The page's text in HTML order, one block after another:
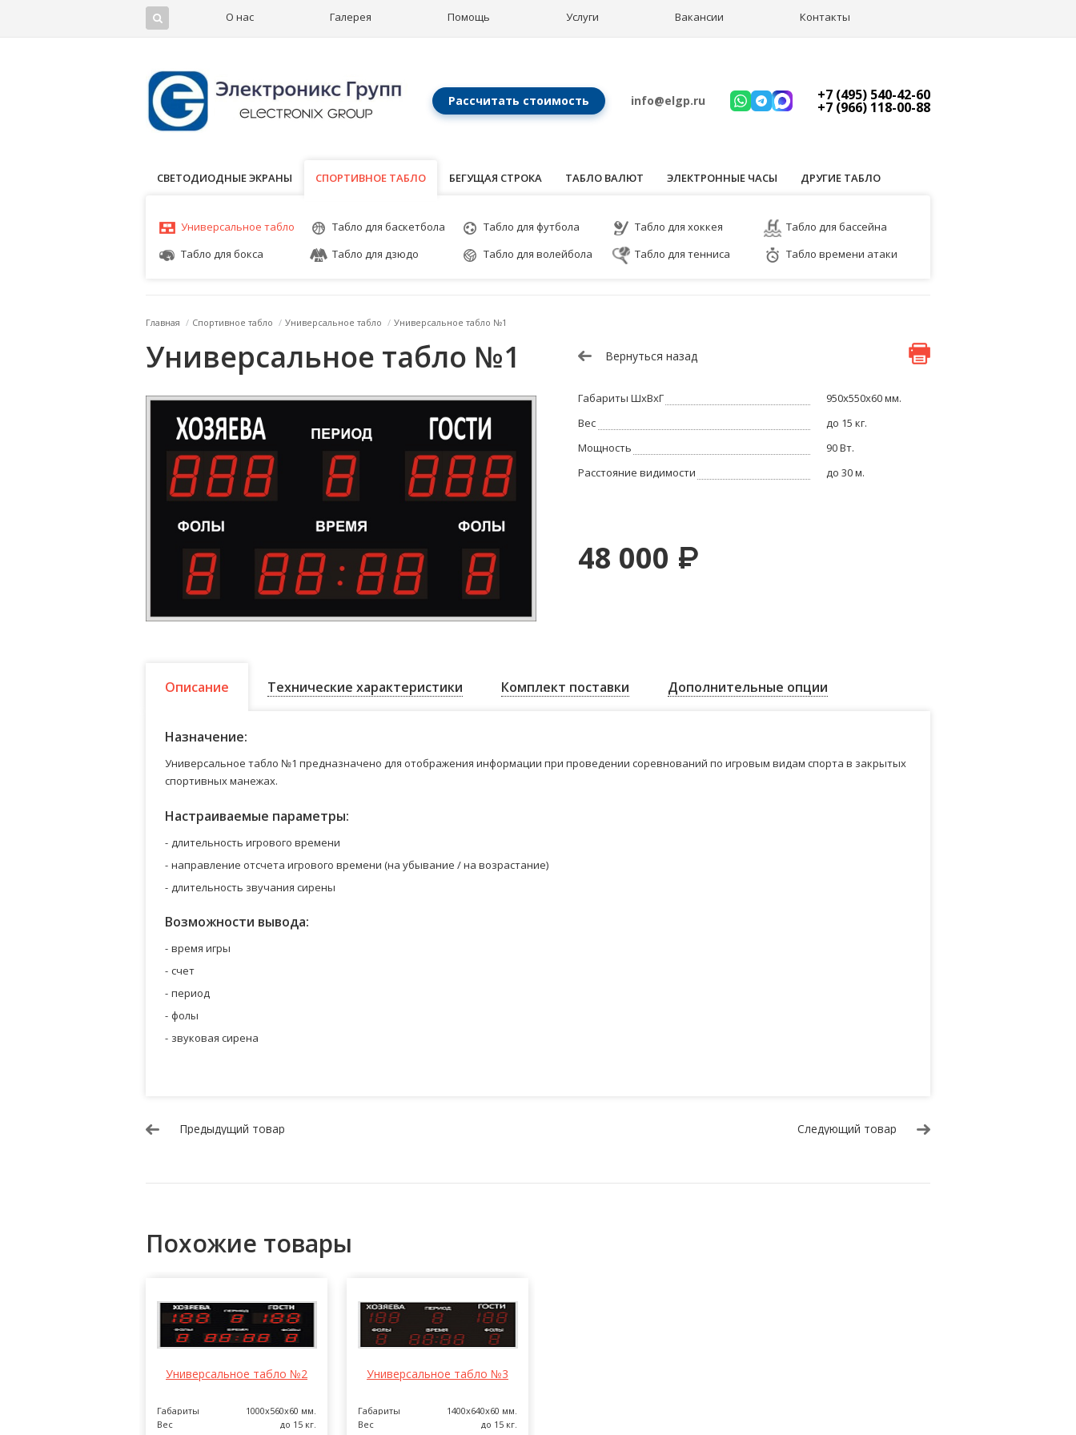
О нас Галерея Помощь Услуги Вакансии Контакты
Рассчитать стоимость info@elgp.ru +7 (495) 540-42-60
+7 (966) 118-00-88
СВЕТОДИОДНЫЕ ЭКРАНЫ СПОРТИВНОЕ ТАБЛО
СПОРТИВНОЕ ТАБЛО БЕГУЩАЯ СТРОКА ТАБЛО ВАЛЮТ ЭЛЕКТРОННЫЕ ЧАСЫ ДРУГИЕ ТАБЛО
Универсальное табло Табло для баскетбола Табло для футбола Табло для хоккея
Табло для бассейна
Табло для бокса
Табло для дзюдо Табло для волейбола Табло для тенниса Табло времени атаки
Главная / Спортивное табло / Универсальное табло / Универсальное табло №1
Универсальное табло №1 Вернуться назад
Габариты ШхВхГ
950х550х60 мм.
Вес
до 15 кг.
Мощность
90 Вт.
Расстояние видимости
до 30 м.
48 000 ₽
Описание Технические характеристики Комплект поставки Дополнительные опции
Назначение:
Универсальное табло №1 предназначено для отображения информации при проведении соревнований по игровым видам спорта в закрытых
спортивных манежах.
Настраиваемые параметры:
длительность игрового времени
направление отсчета игрового времени (на убывание / на возрастание)
длительность звучания сирены
Возможности вывода:
время игры
счет
период
фолы
звуковая сирена
Предыдущий товар Следующий товар
Похожие товары
Универсальное табло №2
Габариты
1000х560х60 мм.
Вес
до 15 кг.
Универсальное табло №3
Габариты
1400х640х60 мм.
Вес
до 15 кг.